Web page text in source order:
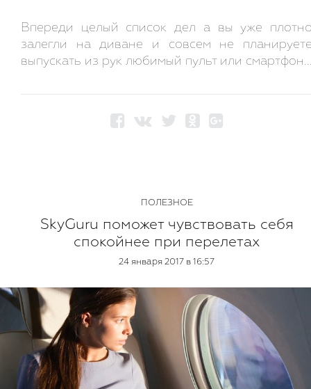
Впереди целый список дел а вы уже
залегли на диване и совсем не
выпускать из рук любимый пульт или
ПОЛЕЗНОЕ
SkyGuru поможет чувствовать себя
спокойнее при перелетах
24 января 2017 в 16:57